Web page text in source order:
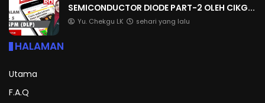
SEMICONDUCTOR DIODE PART-2 OLEH CIKG...
Yu. Chekgu LK sehari yang lalu
HALAMAN
Utama
F.A.Q